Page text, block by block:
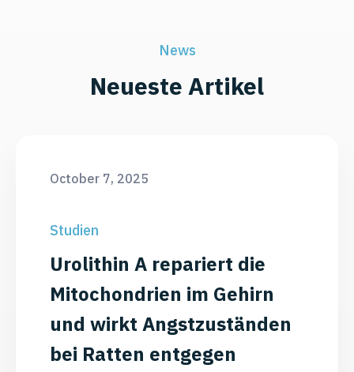
News
Neueste Artikel
October 7, 2025
Studien
Urolithin A repariert die
Mitochondrien im Gehirn
und wirkt Angstzuständen
bei Ratten entgegen